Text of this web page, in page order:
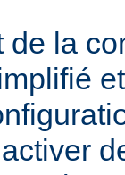
de la